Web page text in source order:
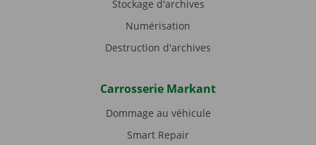
Stockage d'archives
Numérisation
Destruction d'archives
Carrosserie Markant
Dommage au véhicule
Smart Repair